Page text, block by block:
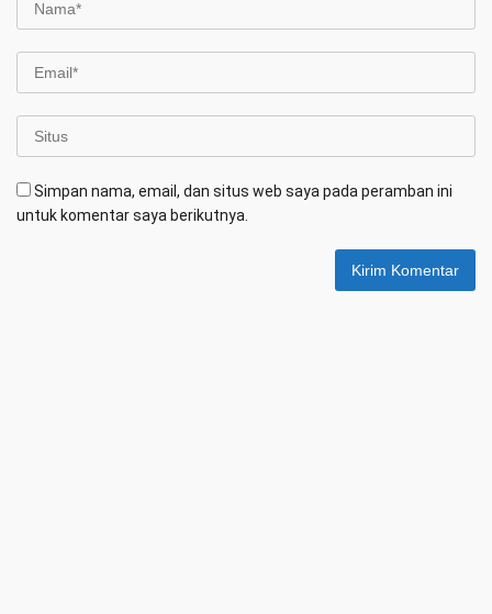
Simpan nama, email, dan situs web saya pada peramban ini
untuk komentar saya berikutnya.